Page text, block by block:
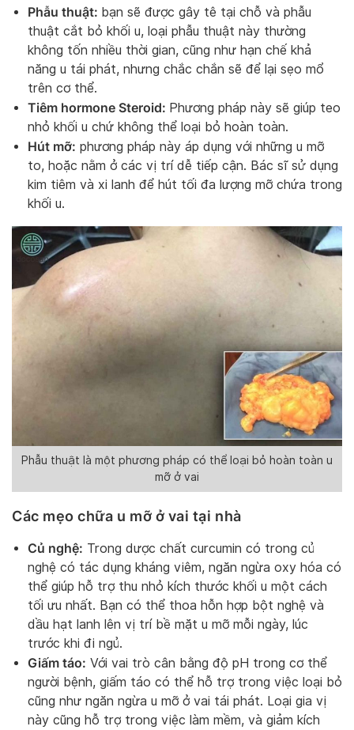
Phẫu thuật: bạn sẽ được gây tê tại chỗ và phẫu
thuật cắt bỏ khối u, loại phẫu thuật này thường
không tốn nhiều thời gian, cũng như hạn chế khả
năng u tái phát, nhưng chắc chắn sẽ để lại sẹo mổ
trên cơ thể.
Tiêm hormone Steroid: Phương pháp này sẽ giúp teo
nhỏ khối u chứ không thể loại bỏ hoàn toàn.
Hút mỡ: phương pháp này áp dụng với những u mỡ
to, hoặc nằm ở các vị trí dễ tiếp cận. Bác sĩ sử dụng
kim tiêm và xi lanh để hút tối đa lượng mỡ chứa trong
khối u.
Phẫu thuật là một phương pháp có thể loại bỏ hoàn toàn u
mỡ ở vai
Các mẹo chữa u mỡ ở vai tại nhà
Củ nghệ: Trong dược chất curcumin có trong củ
nghệ có tác dụng kháng viêm, ngăn ngừa oxy hóa có
thể giúp hỗ trợ thu nhỏ kích thước khối u một cách
tối ưu nhất. Bạn có thể thoa hỗn hợp bột nghệ và
dầu hạt lanh lên vị trí bề mặt u mỡ mỗi ngày, lúc
trước khi đi ngủ.
Giấm táo: Với vai trò cân bằng độ pH trong cơ thể
người bệnh, giấm táo có thể hỗ trợ trong việc loại bỏ
cũng như ngăn ngừa u mỡ ở vai tái phát. Loại gia vị
này cũng hỗ trợ trong việc làm mềm, và giảm kích